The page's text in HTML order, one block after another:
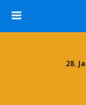
28.